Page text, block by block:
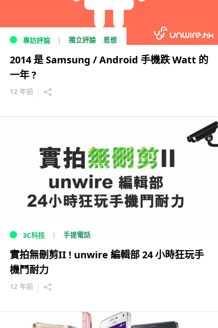
專訪評論 獨立評論 恩想
2014 是 Samsung / Android 手機跌 Watt 的
一年 ?
12 年前
3C科技 手提電話
實拍無刪剪II ! unwire 編輯部 24 小時狂玩手
機鬥耐力
12 年前